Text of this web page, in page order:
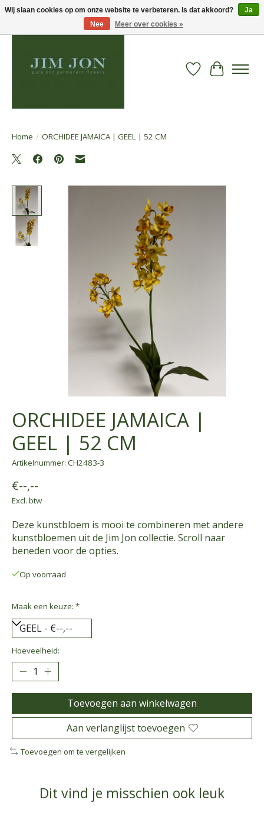
Verlanglijst
Home / ORCHIDEE JAMAICA | GEEL | 52 CM
ORCHIDEE JAMAICA |
GEEL | 52 CM
Artikelnummer: CH2483-3
€--,--
Excl. btw
Deze kunstbloem is mooi te combineren met andere
kunstbloemen uit de Jim Jon collectie. Scroll naar
beneden voor de opties.
Op voorraad
Maak een keuze: *
Hoeveelheid:
Toevoegen aan winkelwagen
Aan verlanglijst toevoegen
Toevoegen om te vergelijken
Dit vind je misschien ook leuk
Wij slaan cookies op om onze website te verbeteren. Is dat akkoord?
Ja
Nee
Meer over cookies »